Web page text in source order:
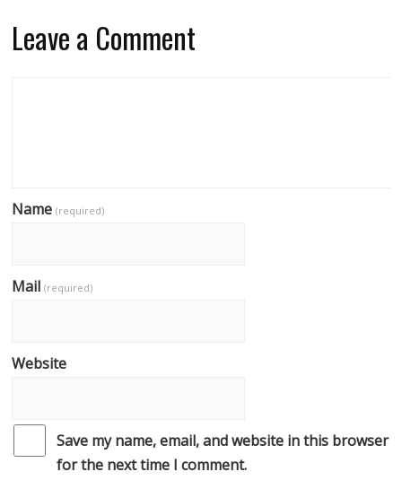
Leave a Comment
Name(required)
Mail(required)
Website
Save my name, email, and website in this browser
for the next time I comment.